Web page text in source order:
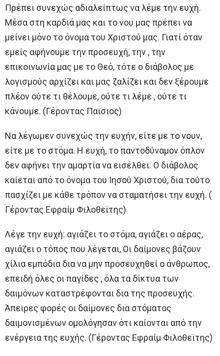
Πρέπει συνεχώς αδιαλείπτως να λέμε την ευχή.
Μέσα στη καρδιά μας και το νου μας πρέπει να
μείνει μόνο το όνομα του Χριστού μας. Γιατί όταν
εμείς αφήνουμε την προσευχή, την , την
επικοινωνία μας με το Θεό, τότε ο διάβολος με
λογισμούς αρχίζει και μας ζαλίζει και δεν ξέρουμε
πλέον ούτε τι θέλουμε, ούτε τι λέμε , ούτε τι
κάνουμε. (Γέροντας Παϊσιος)
Να λέγωμεν συνεχώς την ευχήν, είτε με το νουν,
είτε με το στόμα. Η ευχή, το παντοδύναμον όπλον
δεν αφήνει την αμαρτία να εισέλθει. Ο διάβολος
καίεται από το όνομα του Ιησού Χριστού, δια τούτο
πασχίζει με κάθε τρόπον να σταματήσει την ευχή. (
Γέροντας Εφραίμ Φιλοθεϊτης)
Λέγε την ευχή: αγιάζει το στόμα, αγιάζει ο αέρας,
αγιάζει ο τόπος που λέγεται, Οι δαίμονες βάζουν
χίλια εμπόδια δια να μην προσευχηθεί ο άνθρωπος,
επειδή όλες οι παγίδες , όλα τα δίκτυα των
δαιμόνων καταστρέφονται δια της προσευχής.
Άπειρες φορές οι δαίμονες δια στόματος
δαιμονισμένων ομολόγησαν ότι καίονται από την
ενέργεια της ευχής. (Γέροντας Εφραίμ Φιλοθεϊτης)